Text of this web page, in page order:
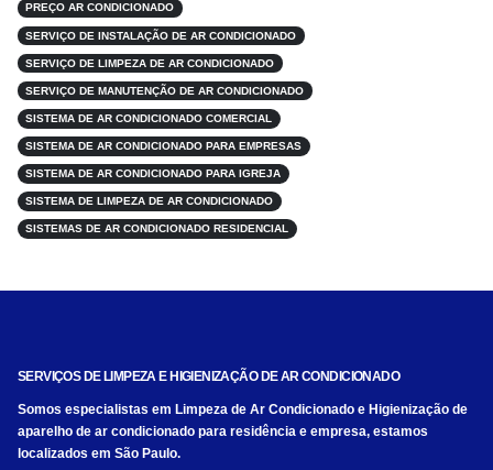
PREÇO AR CONDICIONADO
SERVIÇO DE INSTALAÇÃO DE AR CONDICIONADO
SERVIÇO DE LIMPEZA DE AR CONDICIONADO
SERVIÇO DE MANUTENÇÃO DE AR CONDICIONADO
SISTEMA DE AR CONDICIONADO COMERCIAL
SISTEMA DE AR CONDICIONADO PARA EMPRESAS
SISTEMA DE AR CONDICIONADO PARA IGREJA
SISTEMA DE LIMPEZA DE AR CONDICIONADO
SISTEMAS DE AR CONDICIONADO RESIDENCIAL
SERVIÇOS DE LIMPEZA E HIGIENIZAÇÃO DE AR CONDICIONADO
Somos especialistas em Limpeza de Ar Condicionado e Higienização de
aparelho de ar condicionado para residência e empresa, estamos
localizados em São Paulo.